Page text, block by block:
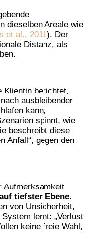
dieselben Areale wie
et al., 2011). Der
Distanz, als
Klientin berichtet,
ausbleibender
kann,
spinnt, wie
beschreibt diese
Anfall“, gegen den
Aufmerksamkeit
tiefster Ebene.
von Unsicherheit,
lernt: „Verlust
keine freie Wahl,